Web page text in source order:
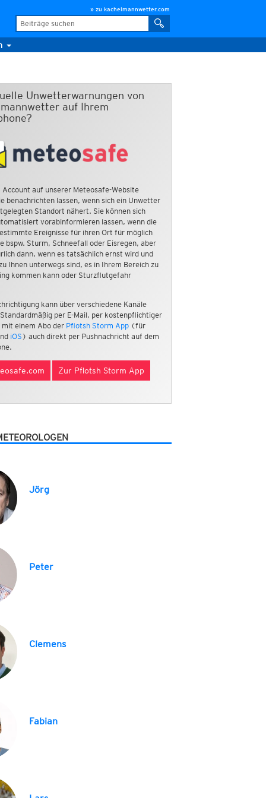
» zu kachelmannwetter.com
Unwetterwarnungen von
auf Ihrem
Account auf unserer Meteosafe-Website
benachrichten lassen, wenn sich ein Unwetter
Standort nähert. Sie können sich
vorabinformieren lassen, wenn die
Ereignisse für ihren Ort für möglich
bspw. Sturm, Schneefall oder Eisregen, aber
dann, wenn es tatsächlich ernst wird und
Ihnen unterwegs sind, es in Ihrem Bereich zu
kommen kann oder Sturzflutgefahr
kann über verschiedene Kanäle
per E-Mail, per kostenpflichtiger
mit einem Abo der Pflotsh Storm App(für
iOS ) auch direkt per Pushnachricht auf dem
Zur Pflotsh Storm App
Jörg
Peter
Clemens
Fabian